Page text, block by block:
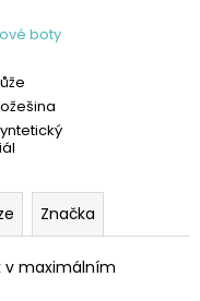
boty
Značka
v maximálním